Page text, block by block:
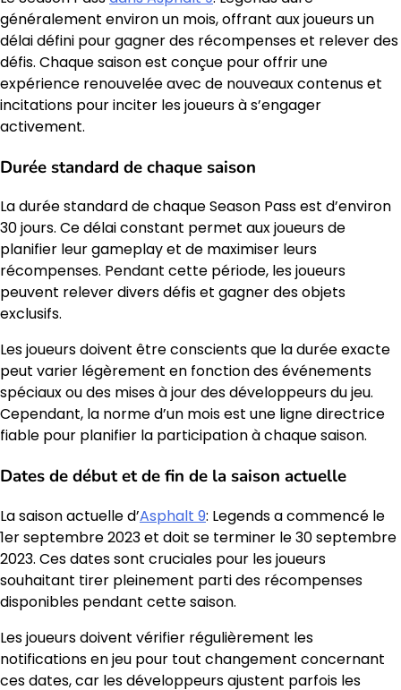
généralement environ un mois, offrant aux joueurs un
délai défini pour gagner des récompenses et relever des
défis. Chaque saison est conçue pour offrir une
expérience renouvelée avec de nouveaux contenus et
incitations pour inciter les joueurs à s’engager
activement.
Durée standard de chaque saison
La durée standard de chaque Season Pass est d’environ
30 jours. Ce délai constant permet aux joueurs de
planifier leur gameplay et de maximiser leurs
récompenses. Pendant cette période, les joueurs
peuvent relever divers défis et gagner des objets
exclusifs.
Les joueurs doivent être conscients que la durée exacte
peut varier légèrement en fonction des événements
spéciaux ou des mises à jour des développeurs du jeu.
Cependant, la norme d’un mois est une ligne directrice
fiable pour planifier la participation à chaque saison.
Dates de début et de fin de la saison actuelle
La saison actuelle d’Asphalt 9: Legends a commencé le
1er septembre 2023 et doit se terminer le 30 septembre
2023. Ces dates sont cruciales pour les joueurs
souhaitant tirer pleinement parti des récompenses
disponibles pendant cette saison.
Les joueurs doivent vérifier régulièrement les
notifications en jeu pour tout changement concernant
ces dates, car les développeurs ajustent parfois les